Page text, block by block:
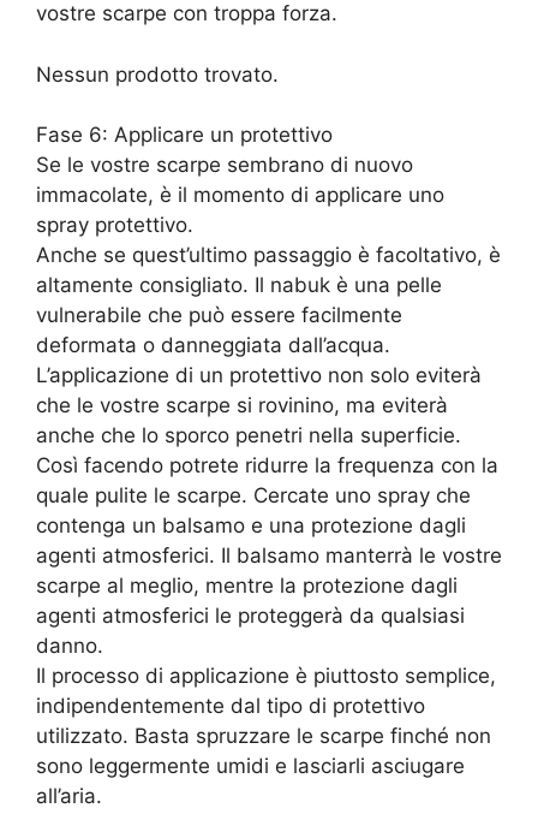
vostre scarpe con troppa forza.
Nessun prodotto trovato.
Fase 6: Applicare un protettivo
Se le vostre scarpe sembrano di nuovo
immacolate, è il momento di applicare uno
spray protettivo.
Anche se quest’ultimo passaggio è facoltativo, è
altamente consigliato. Il nabuk è una pelle
vulnerabile che può essere facilmente
deformata o danneggiata dall’acqua.
L’applicazione di un protettivo non solo eviterà
che le vostre scarpe si rovinino, ma eviterà
anche che lo sporco penetri nella superficie.
Così facendo potrete ridurre la frequenza con la
quale pulite le scarpe. Cercate uno spray che
contenga un balsamo e una protezione dagli
agenti atmosferici. Il balsamo manterrà le vostre
scarpe al meglio, mentre la protezione dagli
agenti atmosferici le proteggerà da qualsiasi
danno.
Il processo di applicazione è piuttosto semplice,
indipendentemente dal tipo di protettivo
utilizzato. Basta spruzzare le scarpe finché non
sono leggermente umidi e lasciarli asciugare
all’aria.